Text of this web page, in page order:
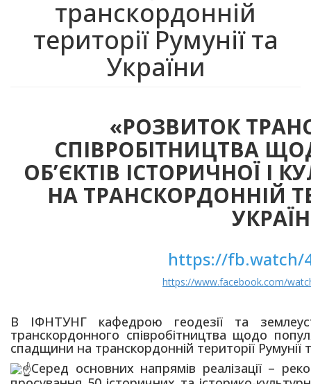
транскордонній
території Румунії та
України
«РОЗВИТОК
СПІВРОБІТНИЦТВА
ОБ’ЄКТІВ ІСТОРИЧНОЇ І
НА ТРАНСКОРДОННІЙ
https://fb.watch/
https://www.facebook.com/
В ІФНТУНГ кафедрою геодезії та
транскордонного співробітництва щодо
спадщини на транскордонній території Румунії
Серед основних напрямів реалізації –